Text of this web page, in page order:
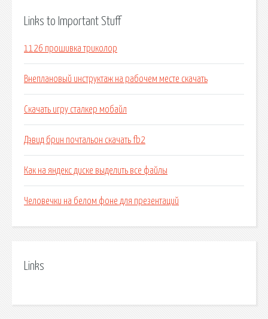
Links to Important Stuff
1126 прошивка триколор
Внеплановый инструктаж на рабочем месте скачать
Скачать игру сталкер мобайл
Дэвид брин почтальон скачать fb2
Как на яндекс диске выделить все файлы
Человечки на белом фоне для презентаций
Links